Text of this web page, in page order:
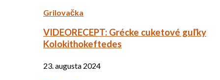
Grilovačka
VIDEORECEPT: Grécke cuketové guľky
Kolokithokeftedes
23. augusta 2024